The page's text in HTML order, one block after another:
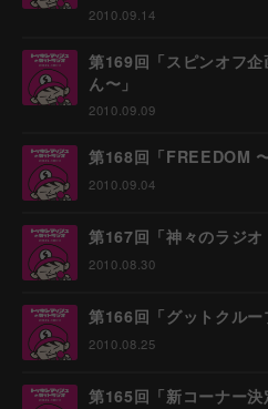
2010.09.14
第169回「スピンオフ企
ん〜」
2010.09.09
第168回「FREEDOM
2010.09.04
第167回「神々のラジオ
2010.08.30
第166回「グットクルー
2010.08.25
第165回「新コーナー決